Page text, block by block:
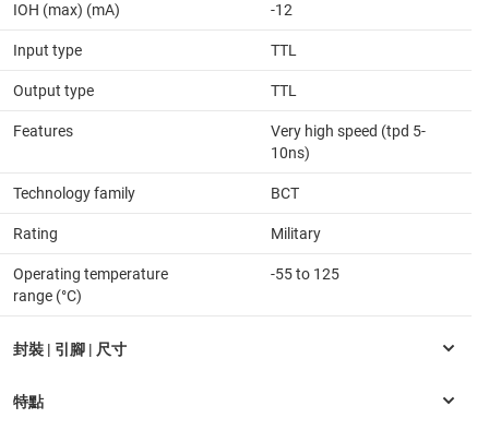
IOH (max) (mA) -12
Input type TTL
Output type TTL
Features
Very high speed (tpd 5-
10ns)
Technology family BCT
Rating Military
Operating temperature
range (°C)
-55 to 125